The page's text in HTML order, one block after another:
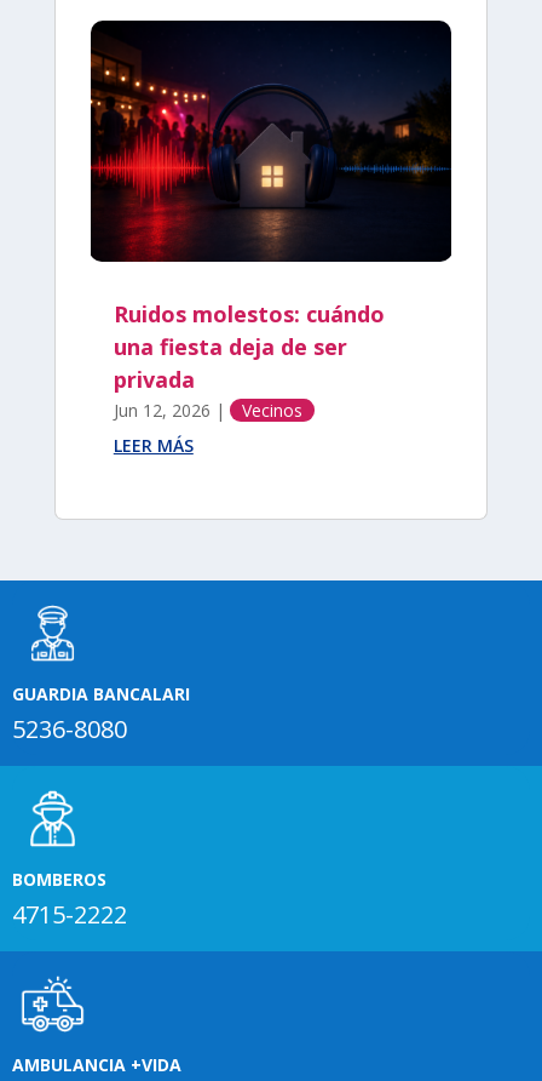
Ruidos molestos: cuándo
una fiesta deja de ser
privada
Jun 12, 2026 |
Vecinos
LEER MÁS
GUARDIA BANCALARI
5236-8080
BOMBEROS
4715-2222
AMBULANCIA +VIDA